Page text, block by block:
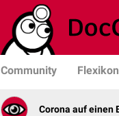
Community Flexikon
Corona auf einen